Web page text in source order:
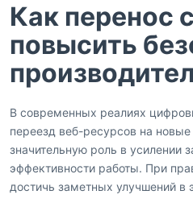
Как перенос
повысить
В современных реалиях
переезд веб-ресурсов на
значительную роль в
эффективности работы. При
достичь заметных улучшений в